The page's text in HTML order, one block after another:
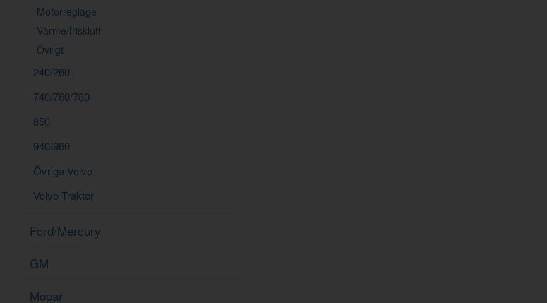
Motorreglage
Värme/friskluft
Övrigt
240/260
740/760/780
850
940/960
Övriga Volvo
Volvo Traktor
Ford/Mercury
GM
Mopar